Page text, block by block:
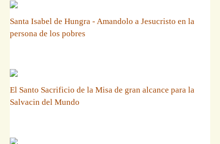
Santa Isabel de Hungra - Amandolo a Jesucristo en la
persona de los pobres
El Santo Sacrificio de la Misa de gran alcance para la
Salvacin del Mundo